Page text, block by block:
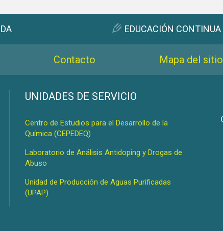
EDUCACIÓN CONTINUA
Contacto Mapa del sitio
UNIDADES DE SERVICIO
Centro de Estudios para el Desarrollo de la
Química (CEPEDEQ)
Laboratorio de Análisis Antidoping y Drogas de
Abuso
Unidad de Producción de Aguas Purificadas
(UPAP)